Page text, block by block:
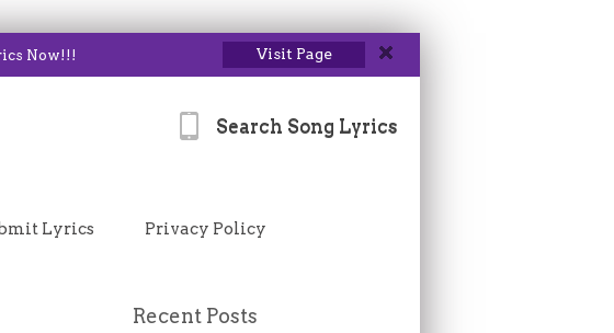
Now!!! Visit Page
Search Song Lyrics
Lyrics Privacy Policy
Recent Posts